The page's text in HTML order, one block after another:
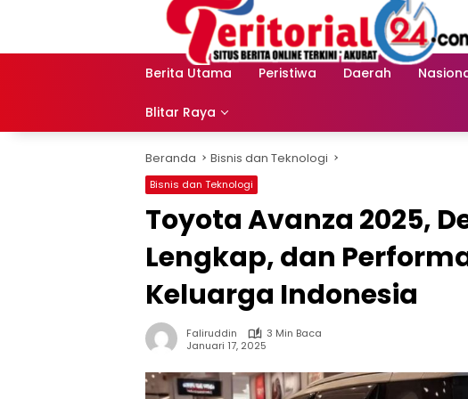
Berita Utama Peristiwa Daerah
Blitar Raya
Beranda Bisnis dan Teknologi
Bisnis dan Teknologi
Toyota Avanza 2025,
Lengkap, dan
Keluarga Indonesia
Faliruddin
3 Min Baca
Januari 17, 2025